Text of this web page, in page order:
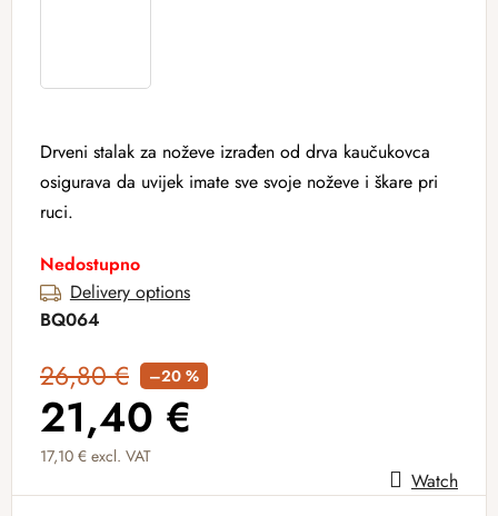
Drveni stalak za noževe izrađen od drva kaučukovca
osigurava da uvijek imate sve svoje noževe i škare pri
ruci.
Nedostupno
Delivery options
BQ064
26,80 € –20 %
21,40 €
17,10 € excl. VAT
Measure price: Watch